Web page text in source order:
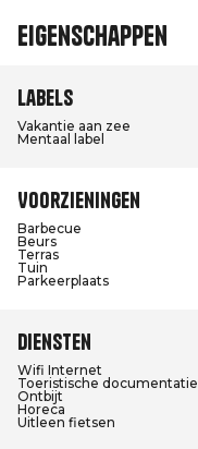
Eigenschappen
Labels
Vakantie aan zee
Mentaal label
Voorzieningen
Barbecue
Beurs
Terras
Tuin
Parkeerplaats
Diensten
Wifi Internet
Toeristische documentatie
Ontbijt
Horeca
Uitleen fietsen